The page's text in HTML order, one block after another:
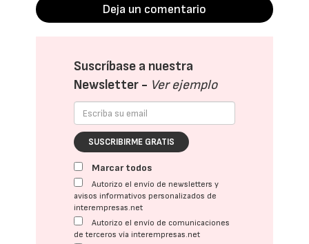
Deja un comentario
Suscríbase a nuestra
Newsletter - Ver ejemplo
SUSCRIBIRME GRATIS
Marcar todos
Autorizo el envío de newsletters y
avisos informativos personalizados de
interempresas.net
Autorizo el envío de comunicaciones
de terceros vía interempresas.net